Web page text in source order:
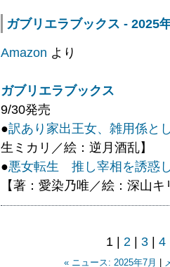
ガブリエラブックス - 2025
Amazon より
ガブリエラブックス
9/30発売
●訳あり家出王女、雑用係と
生ミカリ／絵：逆月酒乱】
●悪女転生 推し宰相を誘惑
【著：愛染乃唯／絵：深山キ
1 | 2 | 3| 4
« ニュース: 2025年7月 |